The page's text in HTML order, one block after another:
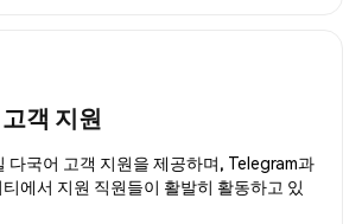
객 지원
다국어 고객 지원을 제공하며, Telegram과
에서 지원 직원들이 활발히 활동하고 있